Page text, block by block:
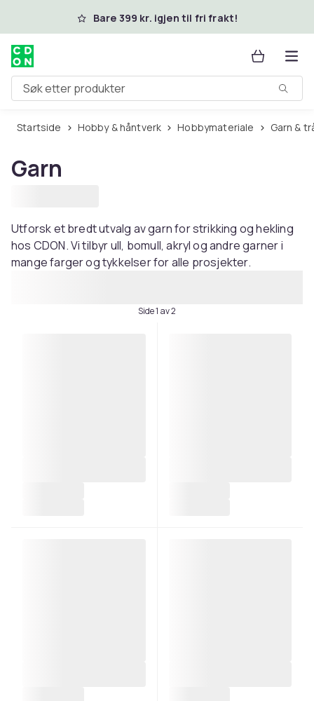
Hopp til hovedinnholdBare 399 kr. igjen til fri frakt!
Søk etter produkter
Startside Hobby & håntverk Hobbymateriale Garn &
Garn
Utforsk et bredt utvalg av garn for strikking og hekling
hos CDON. Vi tilbyr ull, bomull, akryl og andre garner i
mange farger og tykkelser for alle prosjekter.
Side 1 av 2